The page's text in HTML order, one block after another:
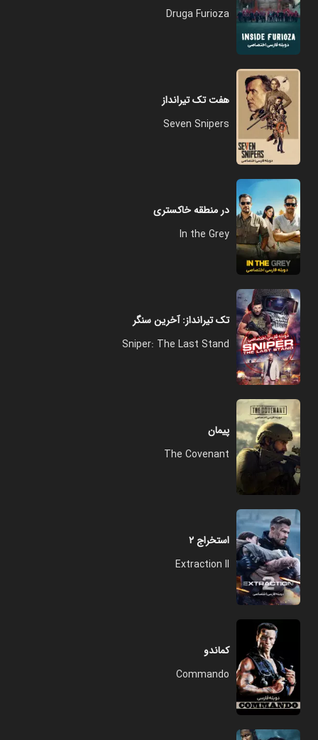
Druga Furioza
هفت تک تیرانداز
Seven Snipers
در منطقه خاکستری
In the Grey
تک تیرانداز: آخرین سنگر
Sniper: The Last Stand
پیمان
The Covenant
استخراج ۲
Extraction II
کماندو
Commando